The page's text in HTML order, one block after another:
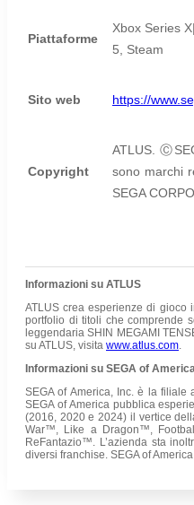
Piattaforme
Xbox Series
5, Steam
Sito web https://
Copyright
ATLUS.Ⓒ
sono marchi
SEGA
Informazioni su ATLUS
ATLUS crea esperienze di gioco
portfolio di titoli che comprende
leggendaria SHIN MEGAMI
su ATLUS, visita www.atlus.com.
Informazioni su SEGA of
SEGA of America, Inc. è la filiale
SEGA of America pubblica
(2016, 2020 e 2024) il vertice
War™, Like a Dragon™,
ReFantazio™. L’azienda sta
diversi franchise. SEGA of